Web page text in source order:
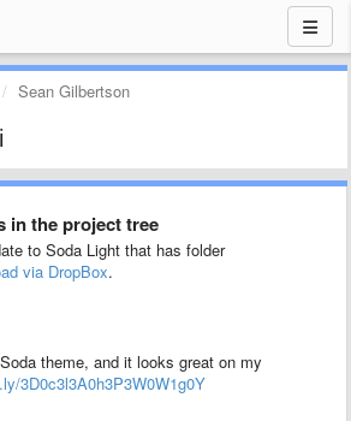
Sean Gilbertson
in the project tree
to Soda Light that has folder
via DropBox.
theme, and it looks great on my
3D0c3l3A0h3P3W0W1g0Y